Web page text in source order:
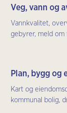
Veg, vann og
Vannkvalitet,
gebyrer, meld
Plan, bygg og
Kart og
kommunal bolig,